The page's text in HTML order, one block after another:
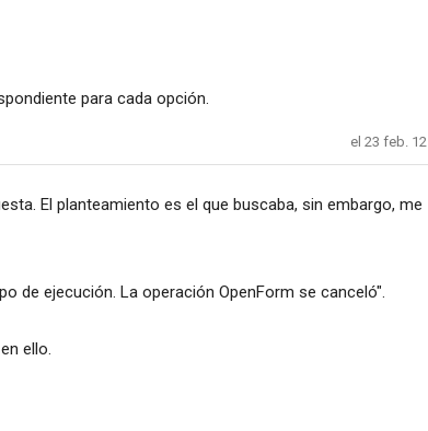
para cada opción.
el 23 feb. 12
El planteamiento es el que buscaba, sin embargo, me
de ejecución. La operación OpenForm se canceló".
ello.